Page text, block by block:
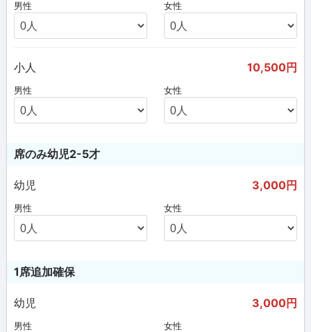
男性 女性
小人 10,500円
男性 女性
席のみ幼児2-5才
幼児 3,000円
男性 女性
1席追加確保
幼児 3,000円
男性 女性